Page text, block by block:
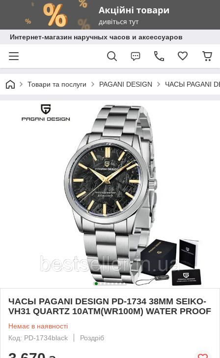
Интернет-магазин наручных часов и аксессуаров
Товари та послуги PAGANI DESIGN ЧАСЫ PAGANI
ЧАСЫ PAGANI DESIGN PD-1734 38MM SEIKO-
VH31 QUARTZ 10ATM(WR100M) WATER PROOF
Немає в наявності
Код: PD-1734black
Роздріб